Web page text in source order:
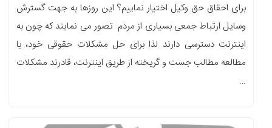
برای احقاق حق وکیل اختیار نماییم؟ این روزها به جهت گسترش
وسایل ارتباط جمعی بسیاری از مردم تصور می نمایند که چون به
اینترنت دسترسی دارند لذا برای حل مشکلات حقوقی خود، با
مطالعه مطالب جست و گریخته از طریق اینترنت، قادرند مشکلات
…